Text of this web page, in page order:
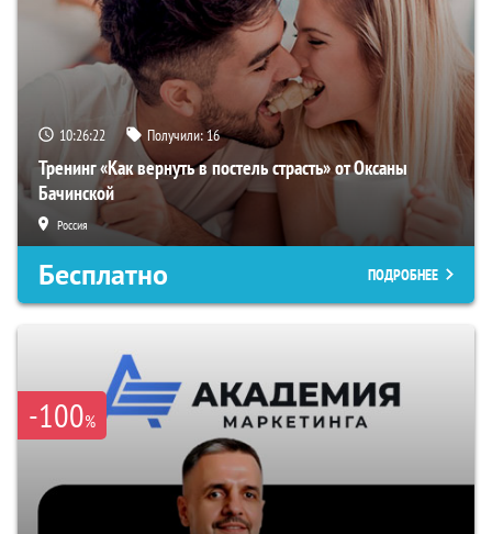
10:26:21 Получили:16
Тренинг «Как вернуть в постель страсть» от Оксаны
Бачинской
Россия
Бесплатно ПОДРОБНЕЕ
-100%